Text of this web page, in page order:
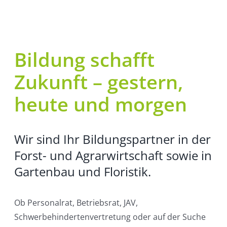
Bildung schafft
Zukunft – gestern,
heute und morgen
Wir sind Ihr Bildungspartner in der
Forst- und Agrarwirtschaft sowie in
Gartenbau und Floristik.
Ob Personalrat, Betriebsrat, JAV,
Schwerbehindertenvertretung oder auf der Suche